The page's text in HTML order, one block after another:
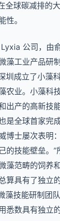
全球碳减排的
性。
公司，由
藻工业产品研
圳成立了小藻
农业。小藻科
出产的高新技
是全球首家完
博士屡次表明
的技能壁垒。”
藻范畴的饲养
算具有了独立
藻技能研制团
悉数具有独立